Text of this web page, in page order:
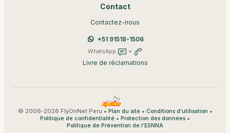
Contact
Contactez-nous
+51 91518-1506
WhatsApp +
Livre de réclamations
© 2006-2026 FlyOnNet Peru • Plan du site• Conditions d'utilisation •
Politique de confidentialité • Protection des données •
Politique de Prévention de l’ESNNA